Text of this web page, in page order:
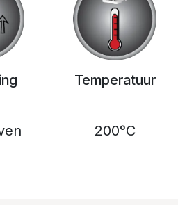
Temperatuur
200°C